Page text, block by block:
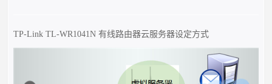
TP-Link TL-WR1041N 有线路由器云服务器设定方式